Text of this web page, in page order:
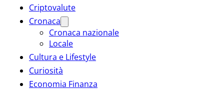
Criptovalute
Cronaca
Cronaca nazionale
Locale
Cultura e Lifestyle
Curiosità
Economia Finanza